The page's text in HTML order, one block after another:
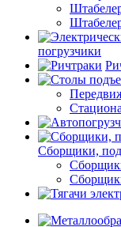
погрузчики
Сборщики,